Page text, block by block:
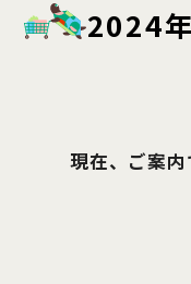
2024
現在、ご案内